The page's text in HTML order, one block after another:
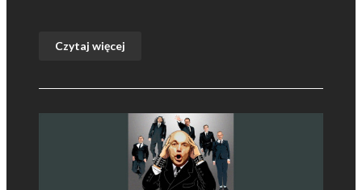
Czytaj więcej